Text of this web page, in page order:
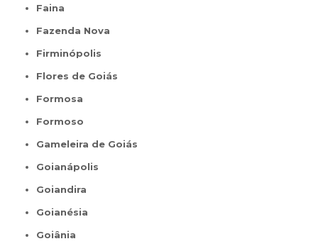
Faina
Fazenda Nova
Firminópolis
Flores de Goiás
Formosa
Formoso
Gameleira de Goiás
Goianápolis
Goiandira
Goianésia
Goiânia